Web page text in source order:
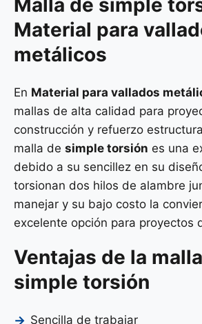
Material para
metálicos
En Material para vallados
mallas de alta calidad para
construcción y refuerzo
malla de simple torsión es una
debido a su sencillez en su
torsionan dos hilos de alambre
manejar y su bajo costo la
excelente opción para proyectos
Ventajas de la
simple torsión
Sencilla de trabajar